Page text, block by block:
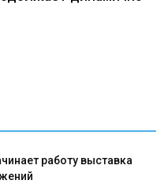
работу выставка